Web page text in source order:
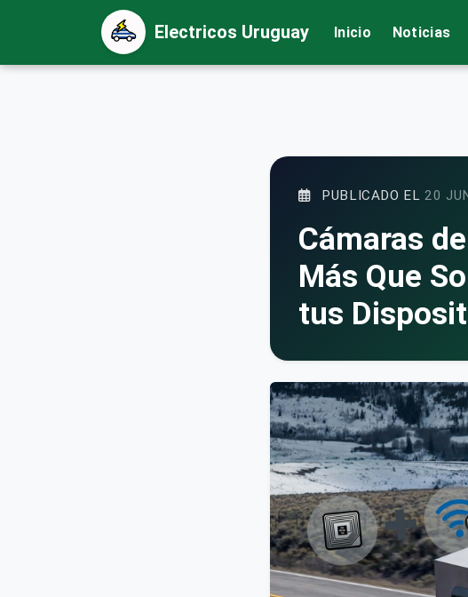
Electricos Uruguay Inicio Noticias
PUBLICADO EL 20
Cámaras
Más Que
tus